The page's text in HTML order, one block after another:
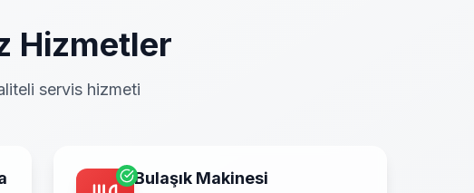
Hizmetler
servis hizmeti
Bulaşık Makinesi